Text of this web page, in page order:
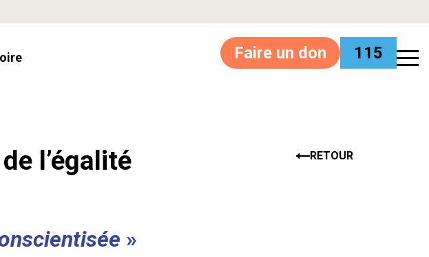
Faire un don 115
l’égalité RETOUR
»